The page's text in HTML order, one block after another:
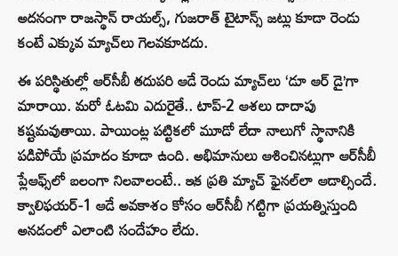
అదనంగా రాజస్థాన్ రాయల్స్, గుజరాత్ టైటాన్స్ జట్లు కూడా రెండు
కంటే ఎక్కువ మ్యాచ్‌లు గెలవకూడదు.
ఈ పరిస్థితుల్లో ఆర్‌సీబీ తదుపరి ఆడే రెండు మ్యాచ్‌లు ‘డూ ఆర్ డై’గా
మారాయి. మరో ఓటమి ఎదురైతే.. టాప్-2 ఆశలు దాదాపు
కష్టమవుతాయి. పాయింట్ల పట్టికలో మూడో లేదా నాలుగో స్థానానికి
పడిపోయే ప్రమాదం కూడా ఉంది. అభిమానులు ఆశించినట్లుగా ఆర్‌సీబీ
ప్లేఆఫ్స్‌లో బలంగా నిలవాలంటే.. ఇక ప్రతి మ్యాచ్ ఫైనల్‌లా ఆడాల్సిందే.
క్వాలిఫయర్-1 ఆడే అవకాశం కోసం ఆర్‌సీబీ గట్టిగా ప్రయత్నిస్తుంది
అనడంలో ఎలాంటి సందేహం లేదు.